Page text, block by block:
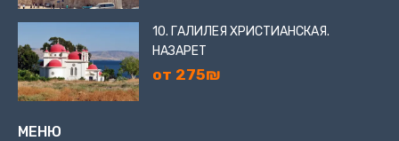
10. ГАЛИЛЕЯ ХРИСТИАНСКАЯ.
НАЗАРЕТ
от 275₪
МЕНЮ